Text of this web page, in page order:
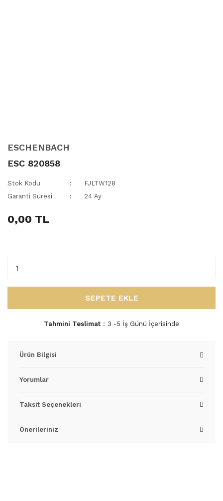
ESCHENBACH
ESC 820858
Stok Kodu
FJLTW128
Garanti Süresi
24 Ay
0,00 TL
SEPETE EKLE
Tahmini Teslimat 3 -5 İş Günü İçerisinde
Ürün Bilgisi
Yorumlar
Taksit Seçenekleri
Önerileriniz